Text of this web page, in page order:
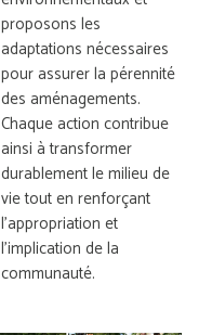
proposons les
adaptations nécessaires
pour assurer la pérennité
des aménagements.
Chaque action contribue
ainsi à transformer
durablement le milieu de
vie tout en renforçant
l’appropriation et
l’implication de la
communauté.